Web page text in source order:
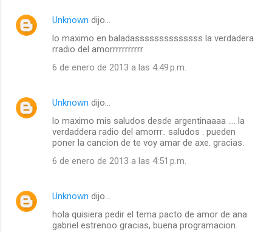
Unknown dijo…
lo maximo en baladassssssssssssss la verdadera
rradio del amorrrrrrrrrrr
6 de enero de 2013 a las 4:49 p.m.
Unknown dijo…
lo maximo mis saludos desde argentinaaaa .... la
verdaddera radio del amorrr.. saludos . pueden
poner la cancion de te voy amar de axe. gracias.
6 de enero de 2013 a las 4:51 p.m.
Unknown dijo…
hola quisiera pedir el tema pacto de amor de ana
gabriel estrenoo gracias, buena programacion.